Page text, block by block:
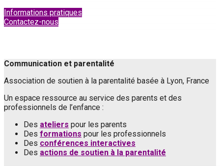
Informations pratiques
Contactez-nous
Communication et parentalité
Association de soutien à la parentalité basée à Lyon, France
Un espace ressource au service des parents et des
professionnels de l’enfance :
Des ateliers pour les parents
Des formations pour les professionnels
Des conférences interactives
Des actions de soutien à la parentalité